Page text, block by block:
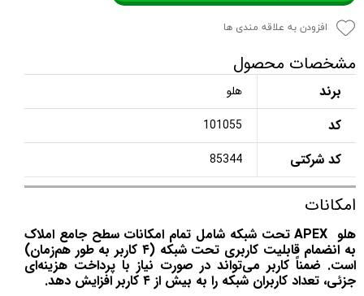
افزودن به علاقه مندی ها
مشخصات محصول
برند هلو
کد 101055
کد شرکتی 85344
امکانات
هلو APEX تحت شبکه شامل تمام امکانات سطح جامع املاک
به انضمام قابلیت کاربری تحت شبکه (۴ کاربر به طور هم‌زمان)
است. ضمناً کاربر می‌تواند در صورت نیاز با پرداخت هزینه‌ای
جزئی، تعداد کاربران شبکه را به بیش از ۴ کاربر افزایش دهد.